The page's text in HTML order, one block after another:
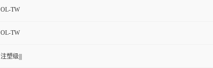
OL-TW
OL-TW
注塑级|||